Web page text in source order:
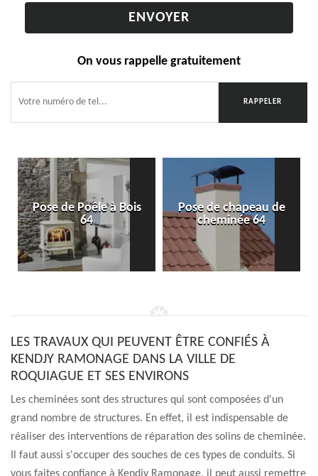
On vous rappelle gratuitement
Pose de Poêle à Bois
64
Pose de chapeau de
cheminée 64
LES TRAVAUX QUI PEUVENT ÊTRE CONFIÉS À
KENDJY RAMONAGE DANS LA VILLE DE
ROQUIAGUE ET SES ENVIRONS
Les cheminées sont des structures qui sont composées d'un
grand nombre de structures. En effet, il est indispensable de
réaliser des interventions de réparation des solins de cheminée.
Il faut aussi s'occuper des souches de ces types de conduits. Si